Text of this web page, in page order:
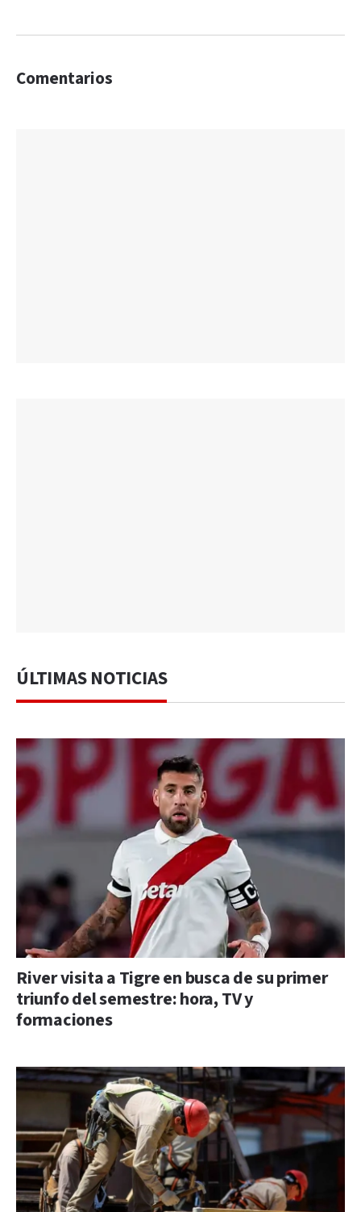
Comentarios
ÚLTIMAS NOTICIAS
River visita a Tigre en busca de su primer
triunfo del semestre: hora, TV y
formaciones